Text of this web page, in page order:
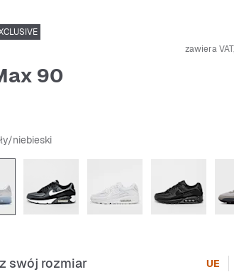
90
zawiera
niebieski
swój rozmiar UE